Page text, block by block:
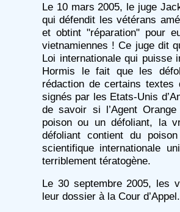
Le 10 mars 2005, le juge
qui défendit les vétérans
et obtint "réparation" pour
vietnamiennes ! Ce juge dit
Loi internationale qui puisse
Hormis le fait que les
rédaction de certains textes
signés par les Etats-Unis
de savoir si l’Agent
poison ou un défoliant, la
défoliant contient du
scientifique internationale
terriblement tératogène.
Le 30 septembre 2005, les
leur dossier à la Cour d’Appel.